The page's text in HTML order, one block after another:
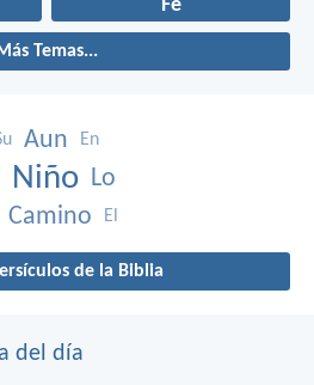
Fe
Más Temas...
Aun En
Niño Lo
Camino El
de la Biblia
del día